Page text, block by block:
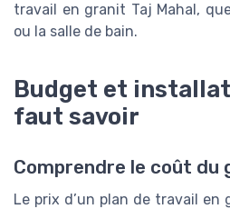
travail en granit Taj Mahal,
ou la salle de bain.
Budget et
faut savoir
Comprendre le coût du
Le prix d’un plan de travail en